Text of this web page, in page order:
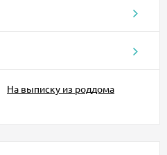
На выписку из роддома